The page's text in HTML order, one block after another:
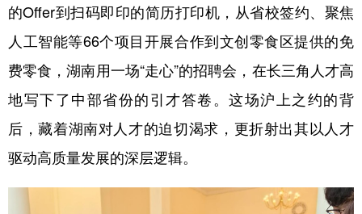
Deutsch Português
的Offer到扫码即印的简历打印机，从省校签约、聚焦
人工智能等66个项目开展合作到文创零食区提供的免
费零食，湖南用一场“走心”的招聘会，在长三角人才高
地写下了中部省份的引才答卷。这场沪上之约的背
后，藏着湖南对人才的迫切渴求，更折射出其以人才
驱动高质量发展的深层逻辑。